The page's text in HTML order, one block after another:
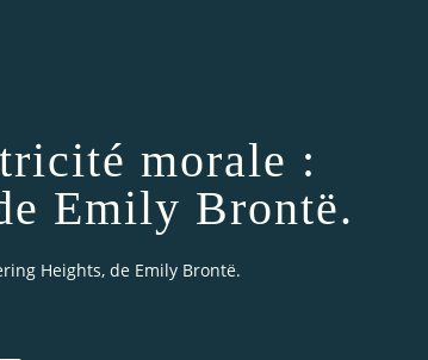
morale :
Emily Brontë.
Heights, de Emily Brontë.